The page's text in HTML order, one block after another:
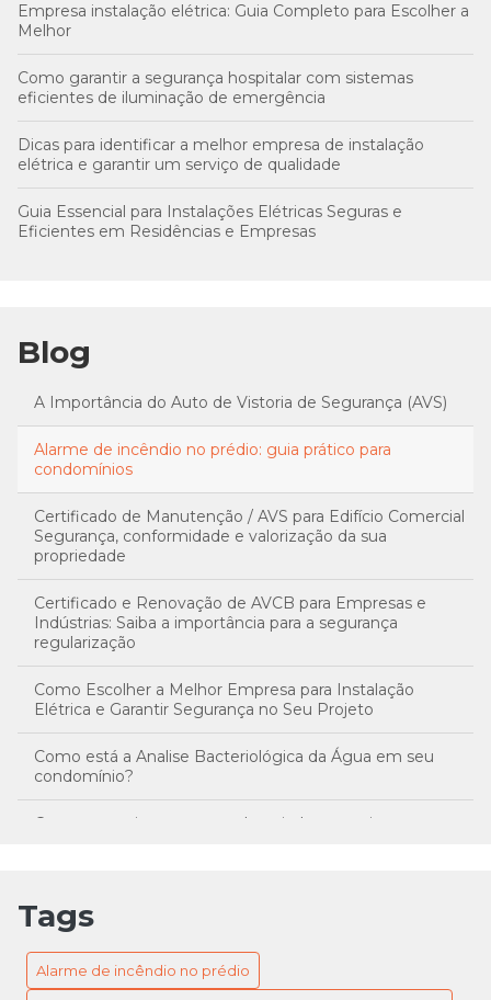
Empresa instalação elétrica: Guia Completo para Escolher a
Melhor
Como garantir a segurança hospitalar com sistemas
eficientes de iluminação de emergência
Dicas para identificar a melhor empresa de instalação
elétrica e garantir um serviço de qualidade
Guia Essencial para Instalações Elétricas Seguras e
Eficientes em Residências e Empresas
Blog
A Importância do Auto de Vistoria de Segurança (AVS)
Alarme de incêndio no prédio: guia prático para
condomínios
Certificado de Manutenção / AVS para Edifício Comercial
Segurança, conformidade e valorização da sua
propriedade
Certificado e Renovação de AVCB para Empresas e
Indústrias: Saiba a importância para a segurança
regularização
Como Escolher a Melhor Empresa para Instalação
Elétrica e Garantir Segurança no Seu Projeto
Como está a Analise Bacteriológica da Água em seu
condomínio?
Como garantir a segurança hospitalar com sistemas
Conheça os Tipos de Extintores
Dicas para identificar a melhor empresa de instalação
Tags
Alarme de incêndio no prédio